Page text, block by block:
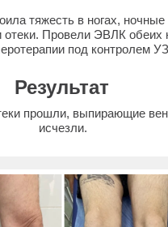
тяжесть в ногах, ночные
отеки. Провели ЭВЛК обеих
под контролем
прошли, выпирающие
исчезли.
Результат